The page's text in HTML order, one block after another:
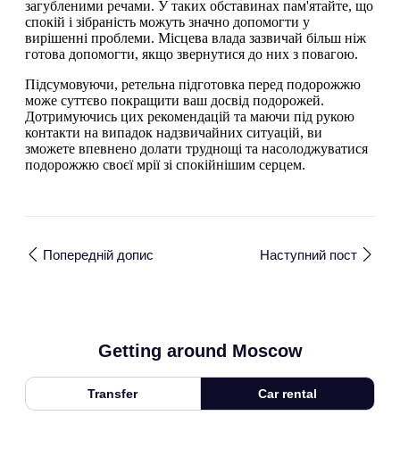
загубленими речами. У таких обставинах пам'ятайте, що
спокій і зібраність можуть значно допомогти у
вирішенні проблеми. Місцева влада зазвичай більш ніж
готова допомогти, якщо звернутися до них з повагою.
Підсумовуючи, ретельна підготовка перед подорожжю
може суттєво покращити ваш досвід подорожей.
Дотримуючись цих рекомендацій та маючи під рукою
контакти на випадок надзвичайних ситуацій, ви
зможете впевнено долати труднощі та насолоджуватися
подорожжю своєї мрії зі спокійнішим серцем.
Попередній допис Наступний пост
Getting around Moscow
Transfer Car rental